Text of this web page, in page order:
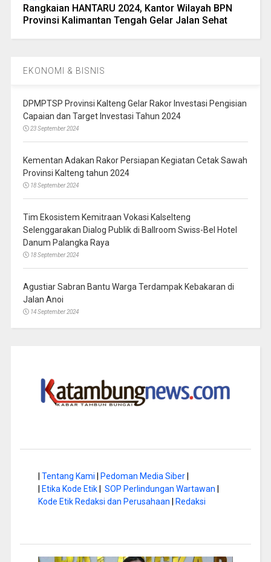
Rangkaian HANTARU 2024, Kantor Wilayah BPN
Provinsi Kalimantan Tengah Gelar Jalan Sehat
EKONOMI & BISNIS
DPMPTSP Provinsi Kalteng Gelar Rakor Investasi Pengisian
Capaian dan Target Investasi Tahun 2024
23 September 2024
Kementan Adakan Rakor Persiapan Kegiatan Cetak Sawah
Provinsi Kalteng tahun 2024
18 September 2024
Tim Ekosistem Kemitraan Vokasi Kalselteng
Selenggarakan Dialog Publik di Ballroom Swiss-Bel Hotel
Danum Palangka Raya
18 September 2024
Agustiar Sabran Bantu Warga Terdampak Kebakaran di
Jalan Anoi
14 September 2024
Tentang Kami Pedoman Media Siber|
Etika Kode Etik| SOP Perlindungan Wartawan
Kode Etik Redaksi dan Perusahaan
Redaksi